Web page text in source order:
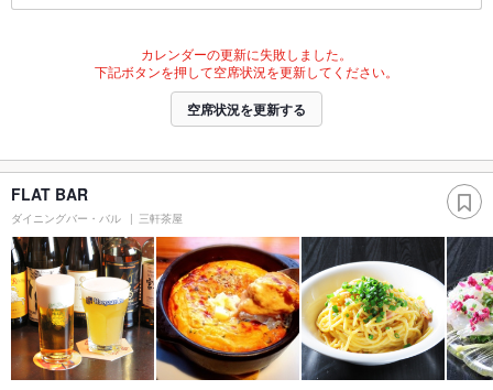
カレンダーの更新に失敗しました。
下記ボタンを押して空席状況を更新してください。
空席状況を更新する
FLAT BAR
ダイニングバー・バル 三軒茶屋